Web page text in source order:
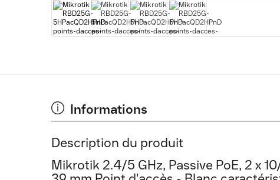
Informations
Description du produit
Mikrotik 2.4/5 GHz, Passive PoE, 2 x